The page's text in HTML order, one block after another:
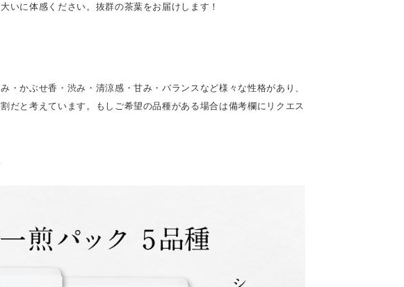
いに体感ください。抜群の茶葉をお届けします！
かぶせ香・渋み・清涼感・甘み・バランスなど様々な性格があり、
だと考えています。もしご希望の品種がある場合は備考欄にリクエス